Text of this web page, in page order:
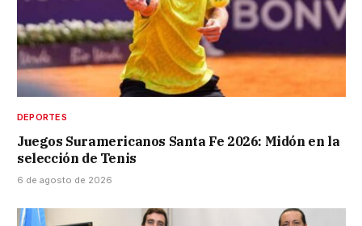
DEPORTES
Juegos Suramericanos Santa Fe 2026: Midón en la
selección de Tenis
6 de agosto de 2026